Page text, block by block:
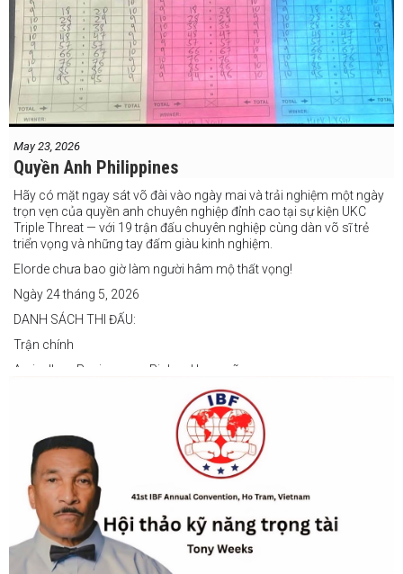
May 23, 2026
Quyền Anh Philippines
Hãy có mặt ngay sát võ đài vào ngày mai và trải nghiệm một ngày
trọn vẹn của quyền anh chuyên nghiệp đỉnh cao tại sự kiện UKC
Triple Threat — với 19 trận đấu chuyên nghiệp cùng dàn võ sĩ trẻ
triển vọng và những tay đấm giàu kinh nghiệm.
Elorde chưa bao giờ làm người hâm mộ thất vọng!
Ngày 24 tháng 5, 2026
DANH SÁCH THI ĐẤU:
Trận chính
Arvin Jhon Paciones vs Richard Laspoña
Zyvyr John Medecilo vs Tatsuro Nakashima
Junny Bugas vs Jeven Villacite
Claire Villarosa vs Felipe Tiempo
Các trận undercard
Jeff Santos vs Miller Alapormina
Yuga Ozaki vs Jonathan Refugio